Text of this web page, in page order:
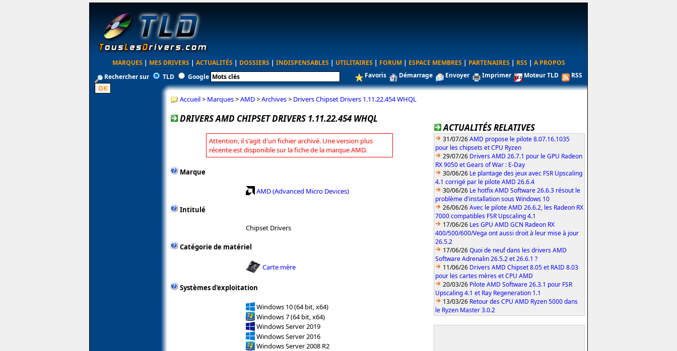
MARQUES | MES DRIVERS | ACTUALITÉS | DOSSIERS | INDISPENSABLES | UTILITAIRES | FORUM | ESPACE MEMBRES | PARTENAIRES | RSS | A PROPOS
Rechercher sur
TLD Google Favoris Démarrage Envoyer Imprimer Moteur TLD RSS
Accueil> Marques>AMD>Archives> Drivers Chipset Drivers 1.11.22.454 WHQL
DRIVERS AMD CHIPSET DRIVERS 1.11.22.454 WHQL
Attention, il s'agit d'un fichier archivé. Une version plus
récente est disponible sur la fiche de la marque AMD.
Marque
AMD (Advanced Micro Devices)
Intitulé
Chipset Drivers
Catégorie de matériel
Carte mère
Systèmes d'exploitation
Windows 10 (64 bit, x64)
Windows 7 (64 bit, x64)
Windows Server 2019
Windows Server 2016
Windows Server 2008 R2
ACTUALITÉS RELATIVES
31/07/26AMD propose le pilote 8.07.16.1035
pour les chipsets et CPU Ryzen
29/07/26 Drivers AMD 26.7.1 pour le GPU Radeon
RX 9050 et Gears of War : E-Day
30/06/26 Le plantage des jeux avec FSR Upscaling
4.1 corrigé par le pilote AMD 26.6.4
30/06/26 Le hotfix AMD Software 26.6.3 résout le
problème d'installation sous Windows 10
26/06/26Avec le pilote AMD 26.6.2, les Radeon RX
7000 compatibles FSR Upscaling 4.1
17/06/26 Les GPU AMD GCN Radeon RX
400/500/600/Vega ont aussi droit à leur mise à jour
26.5.2
17/06/26Quoi de neuf dans les drivers AMD
Software Adrenalin 26.5.2 et 26.6.1 ?
11/06/26 Drivers AMD Chipset 8.05 et RAID 8.03
pour les cartes mères et CPU AMD
20/03/26 Pilote AMD Software 26.3.1 pour FSR
Upscaling 4.1 et Ray Regeneration 1.1
13/03/26 Retour des CPU AMD Ryzen 5000 dans
le Ryzen Master 3.0.2